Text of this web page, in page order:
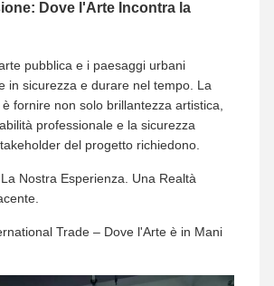
Dove l'Arte Incontra la
pubblica e i paesaggi urbani
in sicurezza e durare nel tempo. La
fornire non solo brillantezza artistica,
professionale e la sicurezza
del progetto richiedono.
Nostra Esperienza. Una Realtà
Trade – Dove l'Arte è in Mani